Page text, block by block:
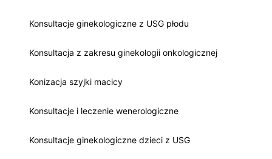
Konsultacje ginekologiczne z USG płodu
Konsultacja z zakresu ginekologii onkologicznej
Konizacja szyjki macicy
Konsultacje i leczenie wenerologiczne
Konsultacje ginekologiczne dzieci z USG